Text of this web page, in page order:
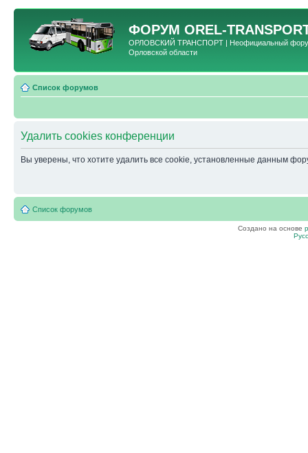
ФОРУМ OREL-
ОРЛОВСКИЙ ТРАНСПОРТ | Неофициальный форум
Орловской области
Список форумов
Удалить cookies конференции
Вы уверены, что хотите удалить все cookie, установленные данным
Список форумов
Создано на основе